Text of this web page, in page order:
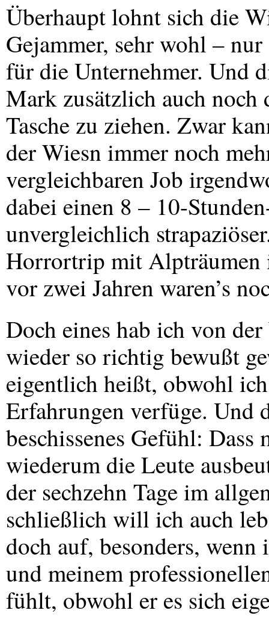
Überhaupt lohnt sich die
Gejammer, sehr wohl –
für die Unternehmer. Und
Mark zusätzlich auch
Tasche zu ziehen. Zwar
der Wiesn immer noch
vergleichbaren Job
dabei einen 8 – 10-
unvergleichlich
Horrortrip mit Alpträumen
vor zwei Jahren waren’s
Doch eines hab ich von
wieder so richtig bewußt
eigentlich heißt, obwohl
Erfahrungen verfüge. Und
beschissenes Gefühl: Dass
wiederum die Leute
der sechzehn Tage im
schließlich will ich auch
doch auf, besonders,
und meinem
fühlt, obwohl er es sich